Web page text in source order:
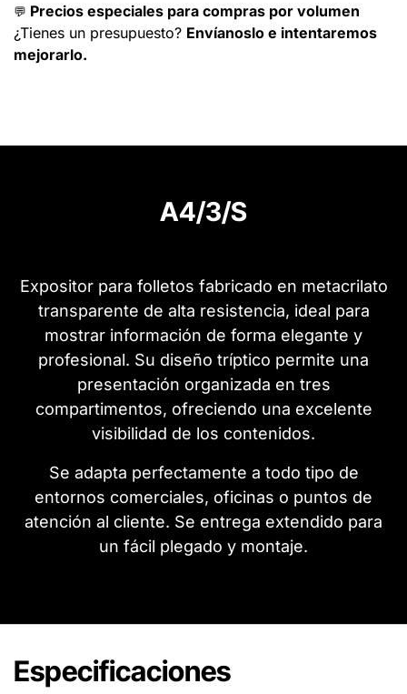
💬 Precios especiales para compras por volumen
¿Tienes un presupuesto? Envíanoslo e intentaremos
mejorarlo.
A4/3/S
Expositor para folletos fabricado en metacrilato
transparente de alta resistencia, ideal para
mostrar información de forma elegante y
profesional. Su diseño tríptico permite una
presentación organizada en tres
compartimentos, ofreciendo una excelente
visibilidad de los contenidos.
Se adapta perfectamente a todo tipo de
entornos comerciales, oficinas o puntos de
atención al cliente. Se entrega extendido para
un fácil plegado y montaje.
Especificaciones